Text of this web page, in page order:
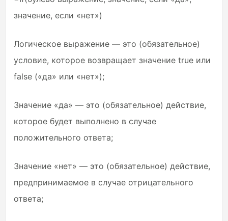
значение, если «нет»)
Логическое выражение — это (обязательное)
условие, которое возвращает значение true или
false («да» или «нет»);
Значение «да» — это (обязательное) действие,
которое будет выполнено в случае
положительного ответа;
Значение «нет» — это (обязательное) действие,
предпринимаемое в случае отрицательного
ответа;